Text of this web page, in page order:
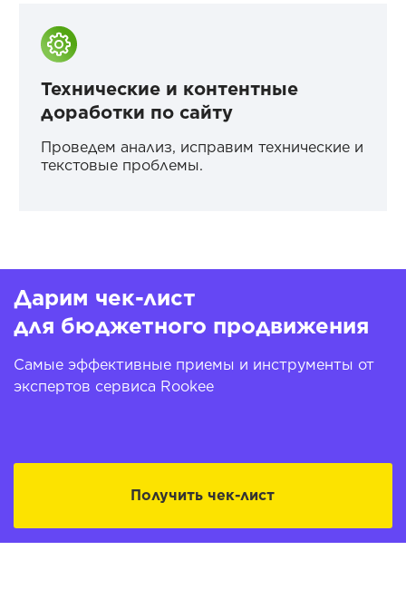
Технические и контентные
доработки по сайту
Проведем анализ, исправим технические и
текстовые проблемы.
Дарим чек-лист
для бюджетного продвижения
Самые эффективные приемы и инструменты от
экспертов сервиса Rookee
Получить чек-лист